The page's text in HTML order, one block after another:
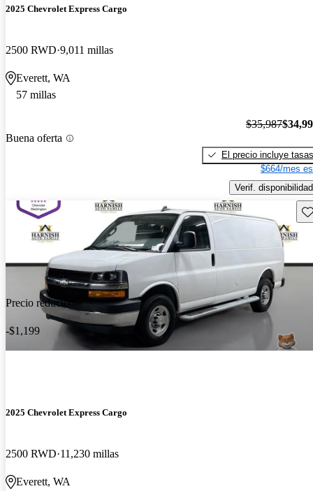
2025 Chevrolet Express Cargo
2500 RWD 9,011 millas
Everett, WA
57 millas
Buena oferta
$35,987
El precio incluye tasas
$664/mes
Verif. disponibilidad
Precio reducido
-$1,199
2025 Chevrolet Express Cargo
2500 RWD 11,230 millas
Everett, WA